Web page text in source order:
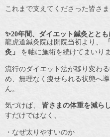
これまで支えてくださった皆さ
✨20年間、ダイエット鍼灸とと
龍虎道鍼灸院は開院当初より、
灸」
を軸に施術を続けてまいり
流行のダイエット法が移り変わ
め、無理なく痩せられる状態へ
ん。
気づけば、 皆さまの体重を減ら
すだけではなく、
・なぜ太りやすいのか